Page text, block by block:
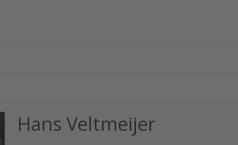
Hans Veltmeijer